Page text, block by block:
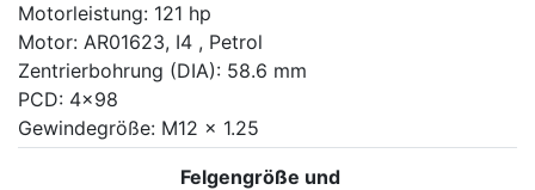
Motorleistung: 121 hp
Motor: AR01623, I4 , Petrol
Zentrierbohrung (DIA): 58.6 mm
PCD: 4x98
Gewindegröße: M12 x 1.25
Felgengröße und